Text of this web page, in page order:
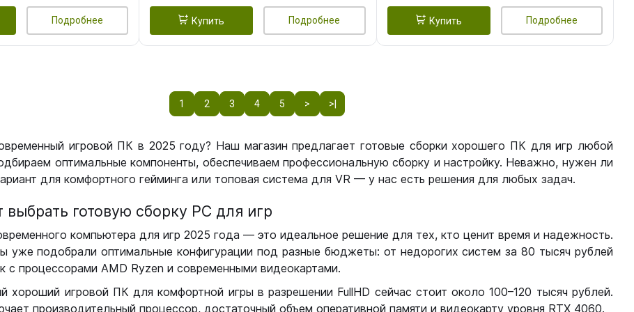
Подробнее Купить Подробнее Купить Подробнее
1 2 3 4 5 > >|
игровой ПК в 2025 году? Наш магазин предлагает готовые сборки хорошего ПК для игр любой
оптимальные компоненты, обеспечиваем профессиональную сборку и настройку. Неважно, нужен ли
для комфортного гейминга или топовая система для VR — у нас есть решения для любых задач.
выбрать готовую сборку РС для игр
компьютера для игр 2025 года — это идеальное решение для тех, кто ценит время и надежность.
уже подобрали оптимальные конфигурации под разные бюджеты: от недорогих систем за 80 тысяч рублей
процессорами AMD Ryzen и современными видеокартами.
хороший игровой ПК для комфортной игры в разрешении FullHD сейчас стоит около 100–120 тысяч рублей.
производительный процессор, достаточный объем оперативной памяти и видеокарту уровня RTX 4060.